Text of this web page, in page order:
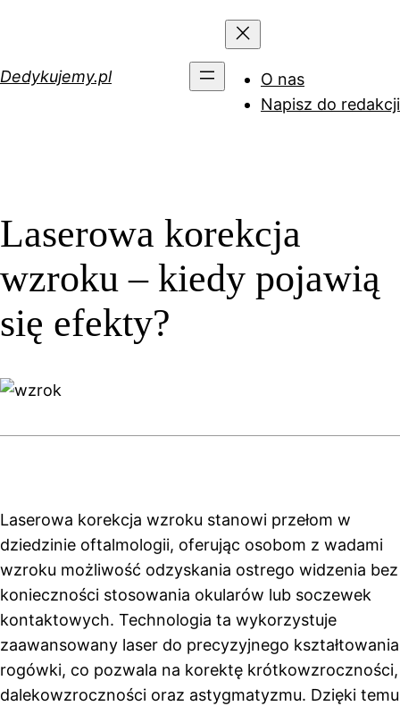
Dedykujemy.pl
O nas
Napisz do redakcji
Laserowa korekcja
wzroku – kiedy pojawią
się efekty?
Laserowa korekcja wzroku stanowi przełom w
dziedzinie oftalmologii, oferując osobom z wadami
wzroku możliwość odzyskania ostrego widzenia bez
konieczności stosowania okularów lub soczewek
kontaktowych. Technologia ta wykorzystuje
zaawansowany laser do precyzyjnego kształtowania
rogówki, co pozwala na korektę krótkowzroczności,
dalekowzroczności oraz astygmatyzmu. Dzięki temu